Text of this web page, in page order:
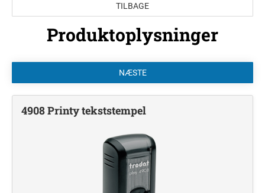
PROFESSIONAL LINE DATOSTEMPLER
TEKSTPLADEKIT
TRODAT TEKSTPLADEKIT
TILBAGE
Produktoplysninger
4908 Printy tekststempel